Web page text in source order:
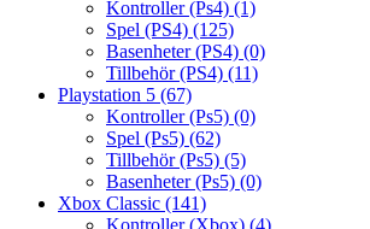
Kontroller (Ps4) (1)
Spel (PS4) (125)
Basenheter (PS4) (0)
Tillbehör (PS4) (11)
Playstation 5 (67)
Kontroller (Ps5) (0)
Spel (Ps5) (62)
Tillbehör (Ps5) (5)
Basenheter (Ps5) (0)
Xbox Classic (141)